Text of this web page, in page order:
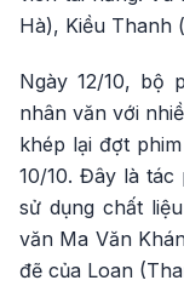
Hà), Kiều Thanh
Ngày 12/10, bộ
nhân văn với
khép lại đợt
10/10. Đây là
sử dụng chất
văn Ma Văn
đẽ của Loan